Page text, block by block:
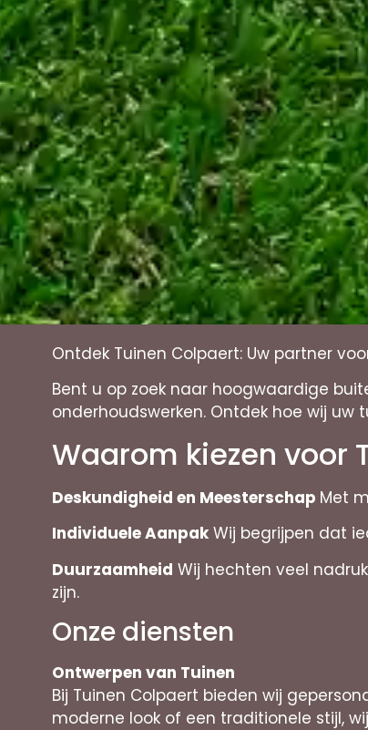
Ontdek Tuinen Colpaert: Uw partner
Bent u op zoek naar hoogwaardige
onderhoudswerken. Ontdek hoe wij uw
Waarom kiezen voor
Deskundigheid en Meesterschap Met
Individuele Aanpak Wij begrijpen dat
Duurzaamheid Wij hechten veel
zijn.
Onze diensten
Ontwerpen van Tuinen
Bij Tuinen Colpaert bieden wij
moderne look of een traditionele stijl,